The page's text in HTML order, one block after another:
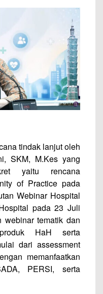
tindak lanjut oleh
SKM, M.Kes yang
yaitu rencana
of Practice pada
Webinar Hospital
pada 23 Juli
webinar tematik dan
HaH serta
dari assessment
memanfaatkan
PERSI, serta